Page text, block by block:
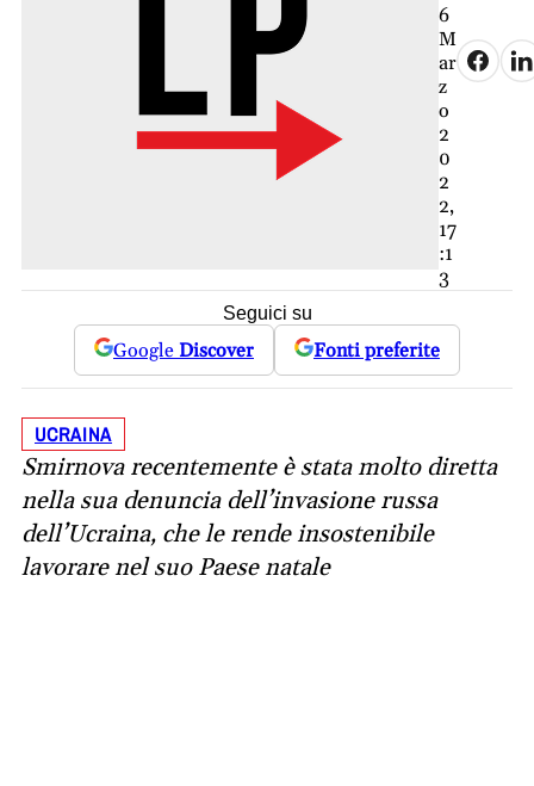
6
M
ar
z
o
2
0
2
2,
17
:1
3
Seguici su
Google Discover Fonti preferite
UCRAINA
Smirnova recentemente è stata molto diretta
nella sua denuncia dell’invasione russa
dell’Ucraina, che le rende insostenibile
lavorare nel suo Paese natale